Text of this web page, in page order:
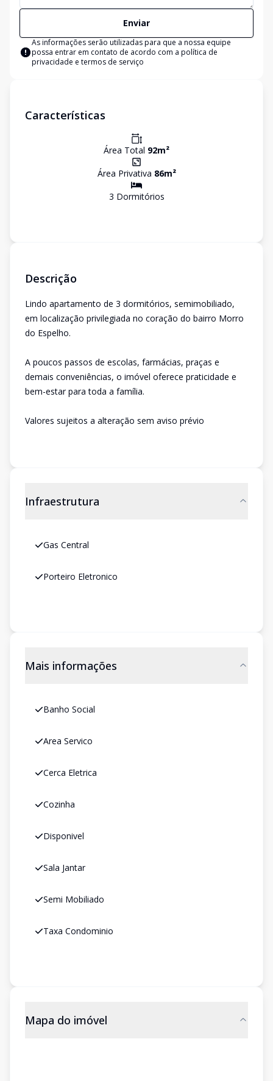
Enviar
As informações serão utilizadas para que a nossa equipe
possa entrar em contato de acordo com a política de
privacidade e termos de serviço
Características
Área Total 92m²
Área Privativa 86m²
3 Dormitórios
Descrição
Lindo apartamento de 3 dormitórios, semimobiliado,
em localização privilegiada no coração do bairro Morro
do Espelho.
A poucos passos de escolas, farmácias, praças e
demais conveniências, o imóvel oferece praticidade e
bem-estar para toda a família.
Valores sujeitos a alteração sem aviso prévio
Infraestrutura
Gas Central
Porteiro Eletronico
Mais informações
Banho Social
Area Servico
Cerca Eletrica
Cozinha
Disponivel
Sala Jantar
Semi Mobiliado
Taxa Condominio
Mapa do imóvel